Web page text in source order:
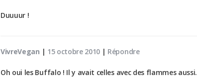
Duuuur !
VivreVegan | 15 octobre 2010 | Répondre
Oh oui les Buffalo ! Il y avait celles avec des flammes aussi.